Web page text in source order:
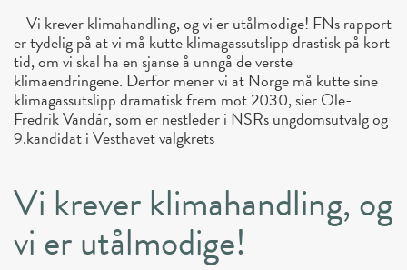
– Vi krever klimahandling, og vi er utålmodige! FNs rapport
er tydelig på at vi må kutte klimagassutslipp drastisk på kort
tid, om vi skal ha en sjanse å unngå de verste
klimaendringene. Derfor mener vi at Norge må kutte sine
klimagassutslipp dramatisk frem mot 2030, sier Ole-
Fredrik Vandár, som er nestleder i NSRs ungdomsutvalg og
9.kandidat i Vesthavet valgkrets
Vi krever klimahandling, og
vi er utålmodige!